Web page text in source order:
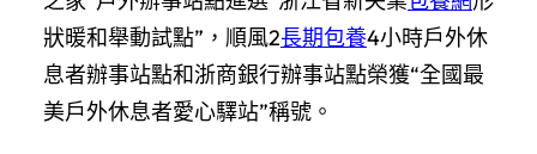
狀暖和舉動試點”，順風2長期包養4小時戶外休
息者辦事站點和浙商銀行辦事站點榮獲“全國最
美戶外休息者愛心驛站”稱號。